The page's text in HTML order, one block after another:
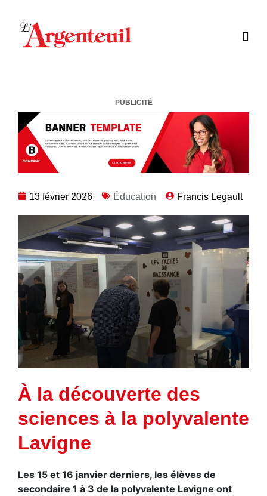
PUBLICITÉ
13 février 2026 Éducation Francis Legault
À la découverte des
sciences à la polyvalente
Lavigne
Les 15 et 16 janvier derniers, les élèves de
secondaire 1 à 3 de la polyvalente Lavigne ont